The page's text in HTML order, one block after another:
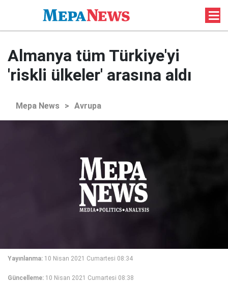
Almanya tüm Türkiye'yi
'riskli ülkeler' arasına aldı
Mepa News > Avrupa
Yayınlanma: 10 Nisan 2021 Cumartesi 08:34
Güncelleme: 10 Nisan 2021 Cumartesi 08:38